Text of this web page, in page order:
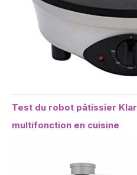
Test du robot pâtissier
multifonction en cuisine